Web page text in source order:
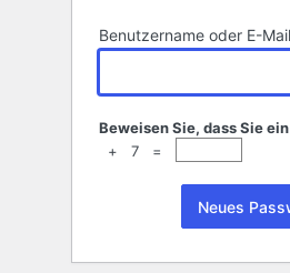
Benutzername oder E-
Beweisen Sie, dass Sie
+ 7 =